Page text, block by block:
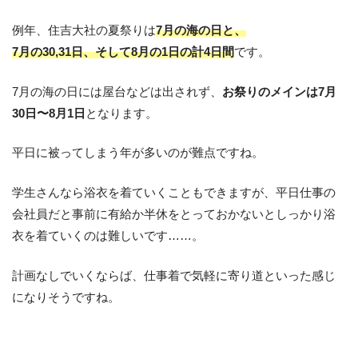
例年、住吉大社の夏祭りは7月の海の日と、
7月の30,31日、そして8月の1日の計4日間です。
7月の海の日には屋台などは出されず、 お祭りのメインは7月
30日〜8月1日 となります。
平日に被ってしまう年が多いのが難点ですね。
学生さんなら浴衣を着ていくこともできますが、平日仕事の
会社員だと事前に有給か半休をとっておかないとしっかり浴
衣を着ていくのは難しいです……。
計画なしでいくならば、仕事着で気軽に寄り道といった感じ
になりそうですね。